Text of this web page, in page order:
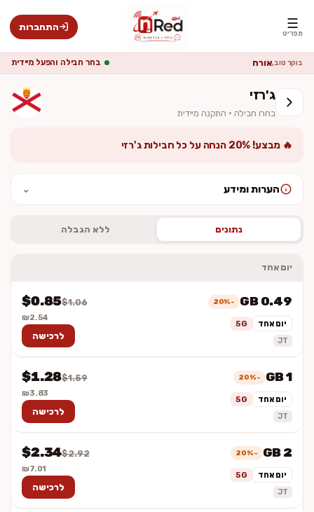
☰
תפריט
התחברות
בוקר טוב,אורח בחר חבילה והפעל מיידית
ג'רזי
בחרו חבילה · התקנה מיידית
🔥 מבצע! 20% הנחה על כל חבילות ג'רזי
הערות ומידע ⌄
וכולל מע״מ. ההתקנה מיידית — לא נשלח כרטיס פיזי.
נתונים ללא הגבלה
יום אחד
0.49 GB
-20%
יום אחד 5G
JT
$1.06
$0.85
₪2.54
לרכישה
1 GB
-20%
יום אחד 5G
JT
$1.59
$1.28
₪3.83
לרכישה
2 GB
-20%
יום אחד 5G
JT
$2.92
$2.34
₪7.01
לרכישה